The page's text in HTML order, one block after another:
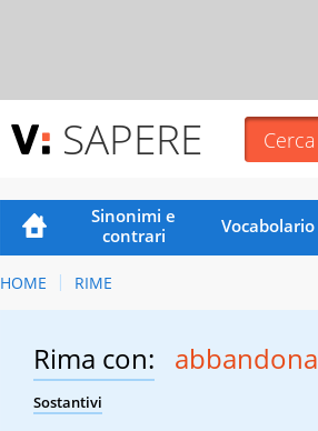
SAPERE
Sinonimi e
contrari
Vocabolario
HOME RIME
Rima con: abbandona
Sostantivi